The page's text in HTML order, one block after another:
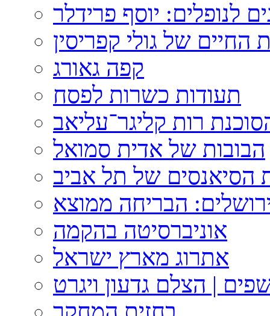
לנופלים: יוסף פרידלר
החיים של גולי קפריסין
קפה גאורג
תעודות כשרות לפסח
רות קליגר־עליאב
הבובות של אדית סמואל
של תל אביב
הבריחה ממוצא
אוניברסיטה בהקמה
אתרוג מארץ ישראל
| הצלם גדעון ויגרט